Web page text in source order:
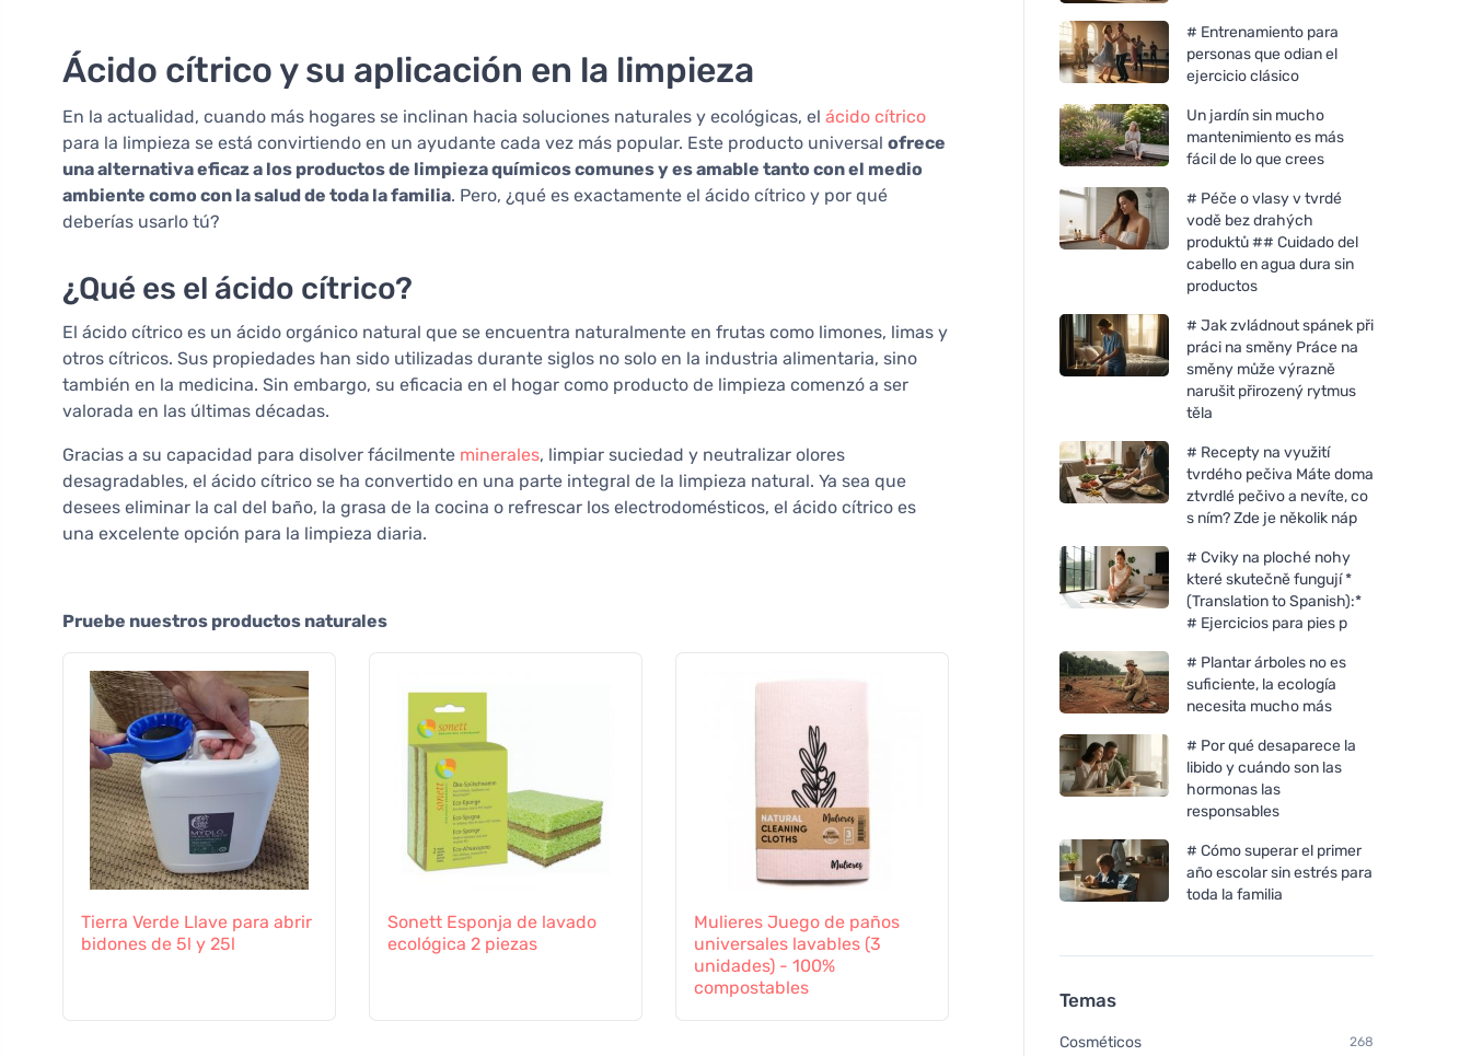
Ácido cítrico y su aplicación en la limpieza
En la actualidad, cuando más hogares se inclinan hacia soluciones naturales y ecológicas, el ácido cítrico
para la limpieza se está convirtiendo en un ayudante cada vez más popular. Este producto universal ofrece
una alternativa eficaz a los productos de limpieza químicos comunes y es amable tanto con el medio
ambiente como con la salud de toda la familia. Pero, ¿qué es exactamente el ácido cítrico y por qué
deberías usarlo tú?
¿Qué es el ácido cítrico?
El ácido cítrico es un ácido orgánico natural que se encuentra naturalmente en frutas como limones, limas y
otros cítricos. Sus propiedades han sido utilizadas durante siglos no solo en la industria alimentaria, sino
también en la medicina. Sin embargo, su eficacia en el hogar como producto de limpieza comenzó a ser
valorada en las últimas décadas.
Gracias a su capacidad para disolver fácilmente minerales, limpiar suciedad y neutralizar olores
desagradables, el ácido cítrico se ha convertido en una parte integral de la limpieza natural. Ya sea que
desees eliminar la cal del baño, la grasa de la cocina o refrescar los electrodomésticos, el ácido cítrico es
una excelente opción para la limpieza diaria.
Pruebe nuestros productos naturales
Tierra Verde Llave para abrir
bidones de 5l y 25l
Sonett Esponja de lavado
ecológica 2 piezas
Mulieres Juego de paños
universales lavables (3
unidades) - 100%
compostables
# Entrenamiento para
personas que odian el
ejercicio clásico
Un jardín sin mucho
mantenimiento es más
fácil de lo que crees
# Péče o vlasy v tvrdé
vodě bez drahých
produktů ## Cuidado del
cabello en agua dura sin
productos
# Jak zvládnout spánek při
práci na směny Práce na
směny může výrazně
narušit přirozený rytmus
těla
# Recepty na využití
tvrdého pečiva Máte doma
ztvrdlé pečivo a nevíte, co
s ním? Zde je několik náp
# Cviky na ploché nohy
které skutečně fungují *
(Translation to Spanish):*
# Ejercicios para pies p
# Plantar árboles no es
suficiente, la ecología
necesita mucho más
# Por qué desaparece la
libido y cuándo son las
hormonas las
responsables
# Cómo superar el primer
año escolar sin estrés para
toda la familia
Temas
Cosméticos 268